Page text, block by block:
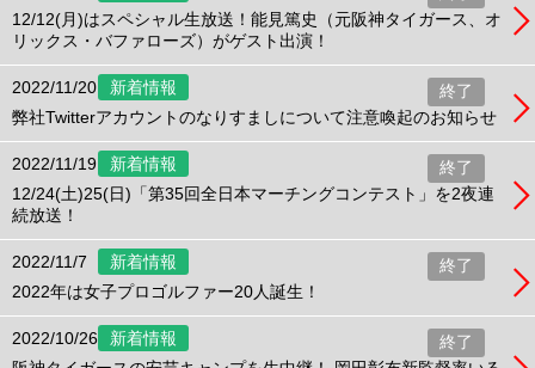
12/12(月)はスペシャル生放送！能見篤史（元阪神タイガース、オ
リックス・バファローズ）がゲスト出演！
2022/11/20 新着情報
終了
弊社Twitterアカウントのなりすましについて注意喚起のお知らせ
2022/11/19 新着情報
終了
12/24(土)25(日)「第35回全日本マーチングコンテスト」を2夜連
続放送！
2022/11/7 新着情報
終了
2022年は女子プロゴルファー20人誕生！
2022/10/26 新着情報
終了